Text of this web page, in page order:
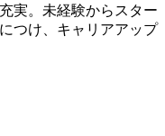
実。未経験からスター
つけ、キャリアアップ